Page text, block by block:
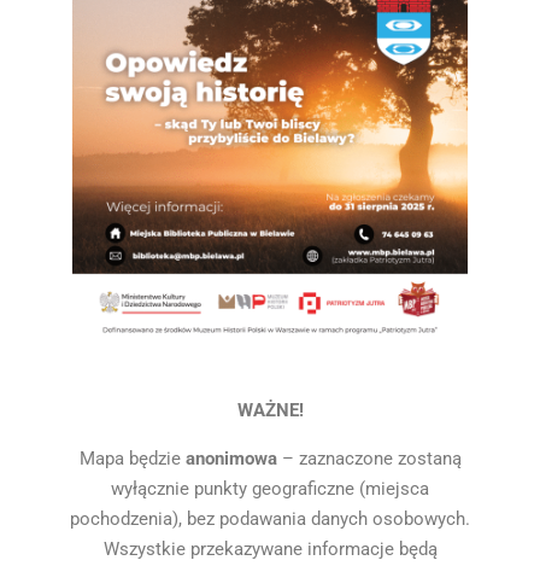
WAŻNE!
Mapa będzie anonimowa– zaznaczone zostaną
wyłącznie punkty geograficzne (miejsca
pochodzenia), bez podawania danych osobowych.
Wszystkie przekazywane informacje będą